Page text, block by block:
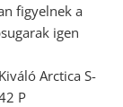
figyelnek a
igen
Kiváló Arctica S-
P